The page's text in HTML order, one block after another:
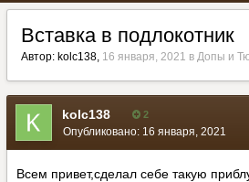
Вставка в подлокотник
Автор: kolc138, 16 января, 2021 в Допы и
kolc138 2
Опубликовано: 16 января, 2021
Всем привет,сделал себе такую